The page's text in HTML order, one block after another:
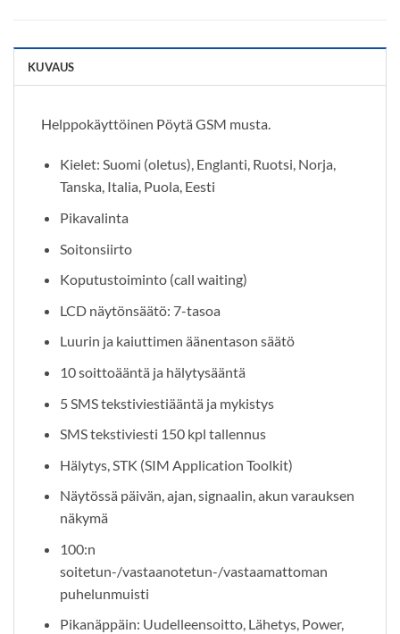
KUVAUS
Helppokäyttöinen Pöytä GSM musta.
Kielet: Suomi (oletus), Englanti, Ruotsi, Norja,
Tanska, Italia, Puola, Eesti
Pikavalinta
Soitonsiirto
Koputustoiminto (call waiting)
LCD näytönsäätö: 7-tasoa
Luurin ja kaiuttimen äänentason säätö
10 soittoääntä ja hälytysääntä
5 SMS tekstiviestiääntä ja mykistys
SMS tekstiviesti 150 kpl tallennus
Hälytys, STK (SIM Application Toolkit)
Näytössä päivän, ajan, signaalin, akun varauksen
näkymä
100:n
soitetun-/vastaanotetun-/vastaamattoman
puhelunmuisti
Pikanäppäin: Uudelleensoitto, Lähetys, Power,